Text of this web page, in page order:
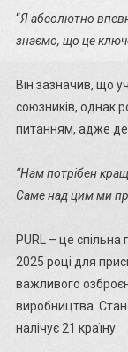
“Я абсолютно
знаємо, що це
Він зазначив, що
союзників, однак
питанням, адже
“Нам потрібен
Саме над цим ми
PURL – це
2025 році для
важливого
виробництва.
налічує 21 країну.